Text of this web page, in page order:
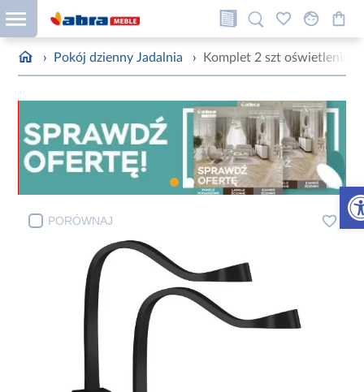
› Pokój dzienny Jadalnia › Komplet 2 szt oświetlenia
PORÓWNAJ